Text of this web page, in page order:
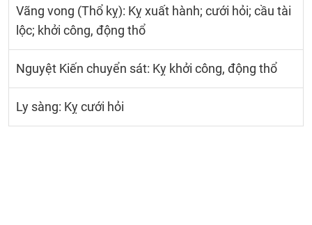
Vãng vong (Thổ kỵ): Kỵ xuất hành; cưới hỏi; cầu tài
lộc; khởi công, động thổ
Nguyệt Kiến chuyển sát: Kỵ khởi công, động thổ
Ly sàng: Kỵ cưới hỏi